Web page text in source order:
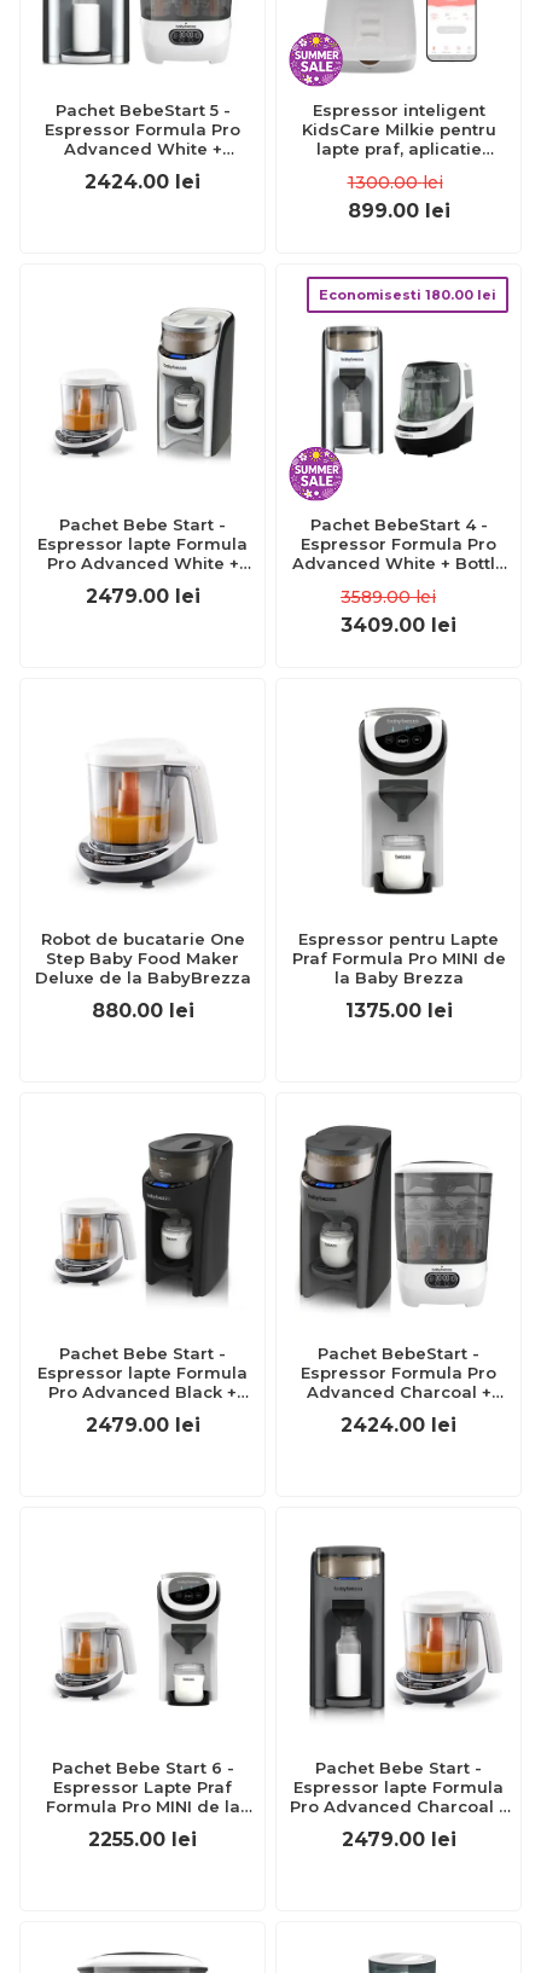
Pachet BebeStart 5 -
Espressor Formula Pro
Advanced White +
2424.00 lei
Espressor inteligent
KidsCare Milkie pentru
lapte praf, aplicatie
autocuratare SUPKC-
APL510
1300.00 lei
899.00 lei
Pachet Bebe Start -
Espressor lapte Formula
Pro Advanced White +
Maker Deluxe de la Baby
2479.00 lei
Economisesti 180.00 lei
Pachet BebeStart 4 -
Espressor Formula Pro
Advanced White + Bottle
3589.00 lei
3409.00 lei
Robot de bucatarie One
Step Baby Food Maker
Deluxe de la BabyBrezza
880.00 lei
Espressor pentru Lapte
Praf Formula Pro MINI de
la Baby Brezza
1375.00 lei
Pachet Bebe Start -
Espressor lapte Formula
Pro Advanced Black +
Maker Deluxe de la Baby
2479.00 lei
Pachet BebeStart -
Espressor Formula Pro
Advanced Charcoal +
2424.00 lei
Pachet Bebe Start 6 -
Espressor Lapte Praf
Formula Pro MINI de la
Step Baby Food Maker
2255.00 lei
Pachet Bebe Start -
Espressor lapte Formula
Pro Advanced Charcoal +
Maker Baby Brezza
2479.00 lei